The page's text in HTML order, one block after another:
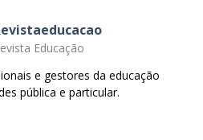
Educação
e gestores da educação
pública e particular.